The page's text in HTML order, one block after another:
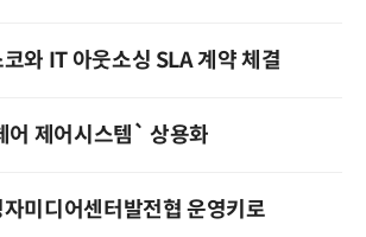
와 IT 아웃소싱 SLA 계약 체결
어 제어시스템` 상용화
미디어센터발전협 운영키로